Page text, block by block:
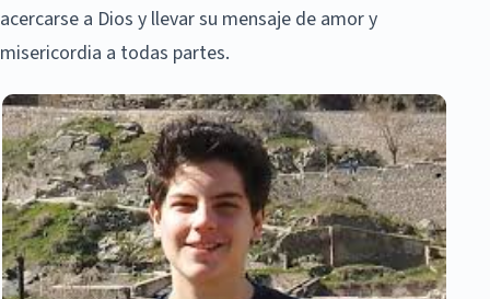
acercarse a Dios y llevar su mensaje de amor y
misericordia a todas partes.